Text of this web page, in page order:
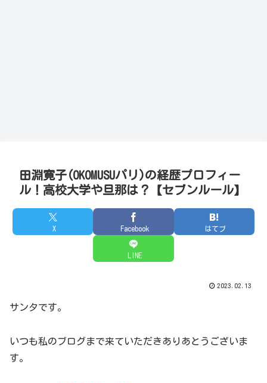
田淵寛子(OKOMUSUパリ)の経歴プロフィー
ル！高校大学や旦那は？【セブンルール】
X Facebook はてブ
LINE
2023.02.13
サンタです。
いつも私のブログまで来ていただきありあとうございま
す。